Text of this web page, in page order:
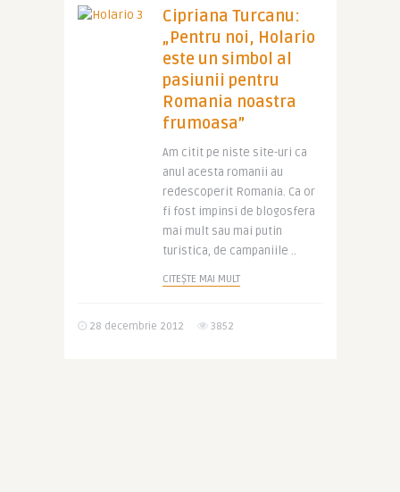
Cipriana Turcanu:
„Pentru noi, Holario
este un simbol al
pasiunii pentru
Romania noastra
frumoasa”
Am citit pe niste site-uri ca
anul acesta romanii au
redescoperit Romania. Ca or
fi fost impinsi de blogosfera
mai mult sau mai putin
turistica, de campaniile ..
CITEȘTE MAI MULT
28 decembrie 2012 3852